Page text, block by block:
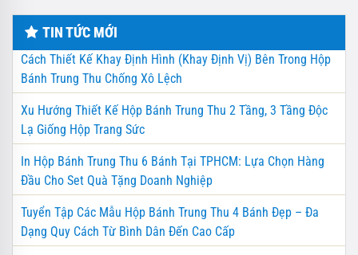
TIN TỨC MỚI
Cách Thiết Kế Khay Định Hình (Khay Định Vị) Bên Trong Hộp
Bánh Trung Thu Chống Xô Lệch
Xu Hướng Thiết Kế Hộp Bánh Trung Thu 2 Tầng, 3 Tầng Độc
Lạ Giống Hộp Trang Sức
In Hộp Bánh Trung Thu 6 Bánh Tại TPHCM: Lựa Chọn Hàng
Đầu Cho Set Quà Tặng Doanh Nghiệp
Tuyển Tập Các Mẫu Hộp Bánh Trung Thu 4 Bánh Đẹp – Đa
Dạng Quy Cách Từ Bình Dân Đến Cao Cấp